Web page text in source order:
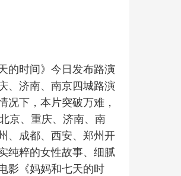
的时间》今日发布路演
、济南、南京四城路演
下，本片突破万难，
京、重庆、济南、南
、成都、西安、郑州开
纯粹的女性故事、细腻
影《妈妈和七天的时